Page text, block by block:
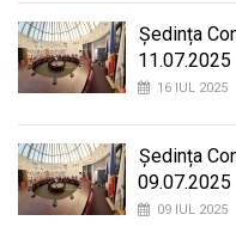
Ședința
11.07.2025
16 IUL 2025
Ședința
09.07.2025
09 IUL 2025